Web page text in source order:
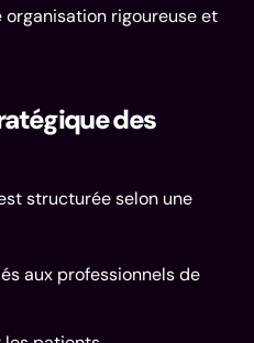
rigoureuse et
des
structurée selon une
aux professionnels de